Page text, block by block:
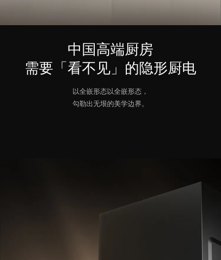
中国高端厨房
需要「看不见」的隐形厨电
以全嵌形态以全嵌形态，
勾勒出无垠的美学边界。